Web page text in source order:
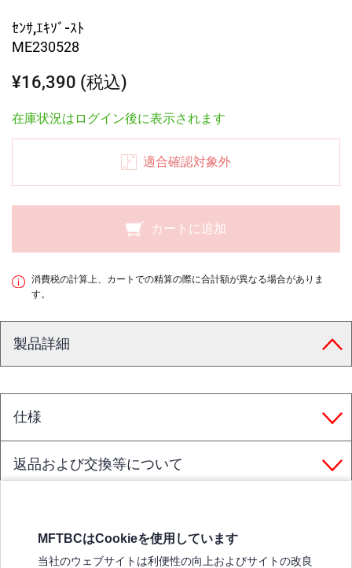
ｾﾝｻ,ｴｷｿﾞ-ｽﾄ
ME230528
¥16,390 (税込)
在庫状況はログイン後に表示されます
適合確認対象外
カートに追加
消費税の計算上、カートでの精算の際に合計額が異なる場合がありま
す。
製品詳細
仕様
返品および交換等について
MFTBCはCookieを使用しています
当社のウェブサイトは利便性の向上およびサイトの改良